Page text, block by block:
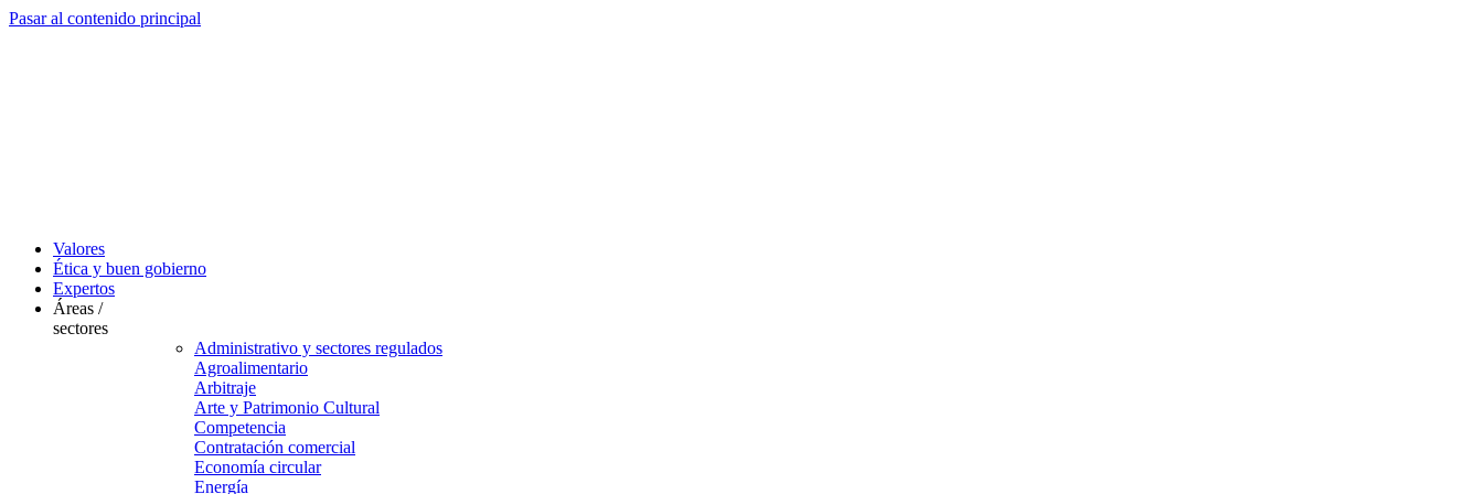
Pasar al contenido principal
Valores
Ética y buen gobierno
Expertos
Áreas /
sectores
Administrativo y sectores regulados
Agroalimentario
Arbitraje
Arte y Patrimonio Cultural
Competencia
Contratación comercial
Economía circular
Energía